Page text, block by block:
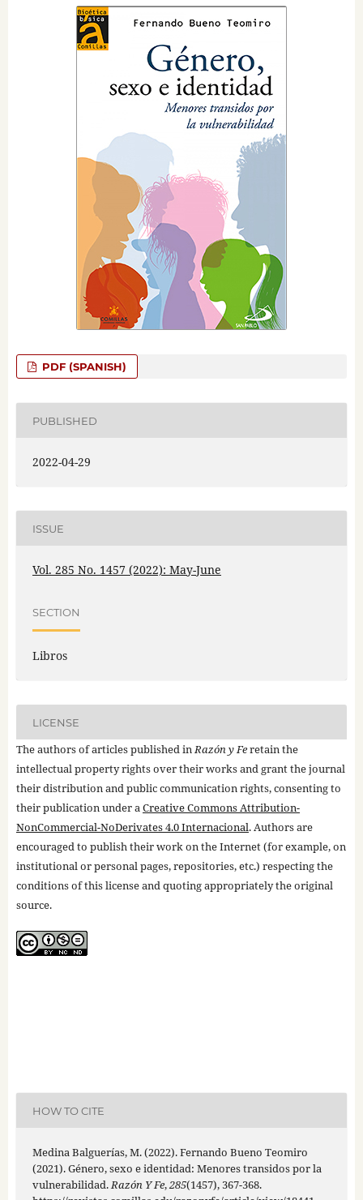
PDF (SPANISH)
PUBLISHED
2022-04-29
ISSUE
Vol. 285 No. 1457 (2022): May-June
SECTION
Libros
LICENSE
The authors of articles published inRazón y Feretain the
intellectual property rights over their works and grant the journal
their distribution and public communication rights, consenting to
their publication under aCreative Commons Attribution-
NonCommercial-NoDerivates 4.0 Internacional. Authors are
encouraged to publish their work on the Internet (for example, on
institutional or personal pages, repositories, etc.) respecting the
conditions of this license and quoting appropriately the original
source.
HOW TO CITE
Medina Balguerías, M. (2022). Fernando Bueno Teomiro
(2021). Género, sexo e identidad: Menores transidos por la
vulnerabilidad.Razón Y Fe,285(1457), 367-368.